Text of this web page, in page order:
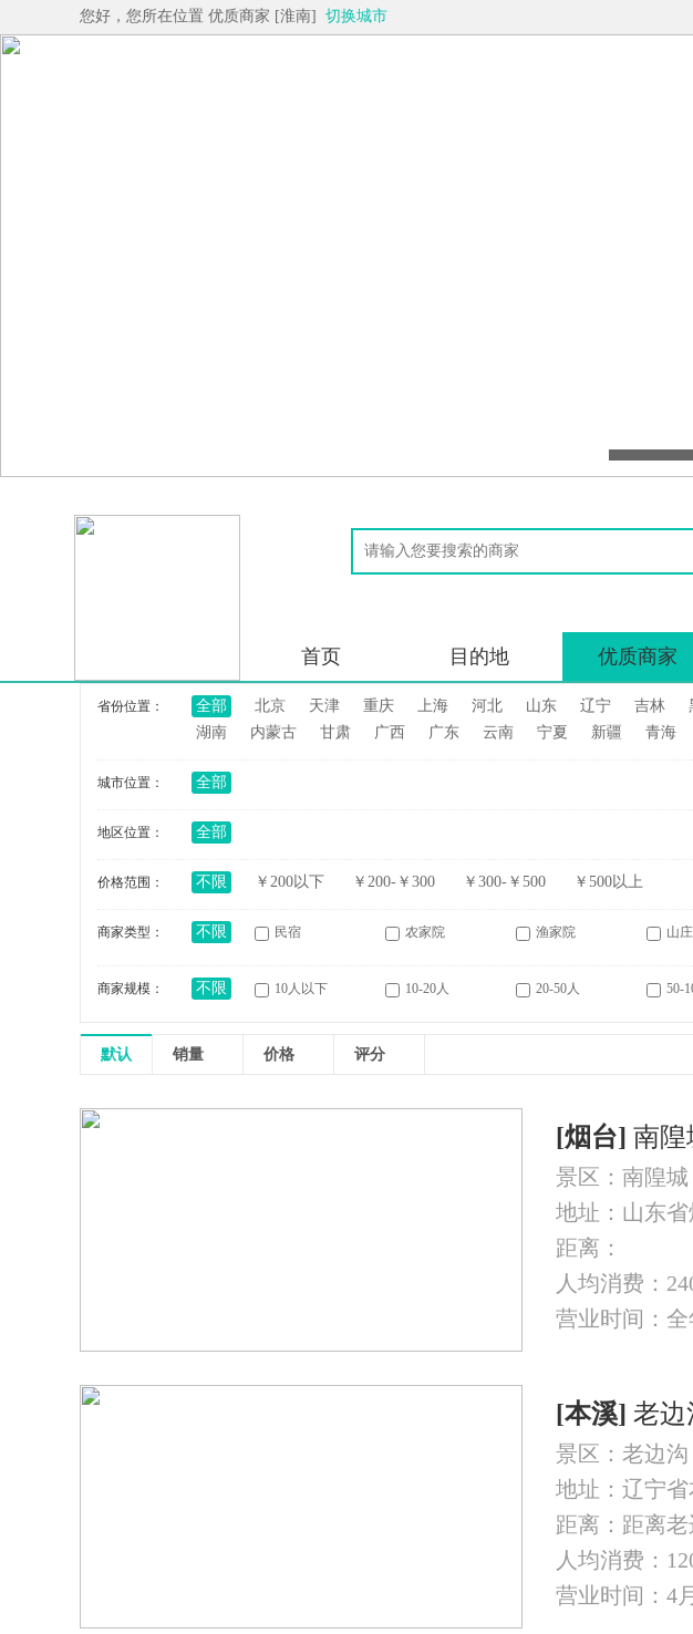
您好，您所在位置 优质商家 [淮南] 切换城市
首页 目的地 优质商家
省份位置： 全部 北京 天津 重庆 上海 河北 山东 辽宁 吉林
湖南
内蒙古 甘肃 广西 广东 云南 宁夏 新疆 青海
城市位置： 全部
地区位置： 全部
价格范围： 不限 ￥200以下 ￥200-￥300 ￥300-￥500 ￥500以上
商家类型： 不限 民宿 农家院 渔家院 山庄
商家规模： 不限 10人以下 10-20人 20-50人 50-
默认 销量 价格 评分
[烟台] 南
景区：南隍城
地址：山东
距离：
人均消费：
营业时间：全
[本溪] 老
景区：老边沟
地址：辽宁
距离：距离
人均消费：
营业时间：4